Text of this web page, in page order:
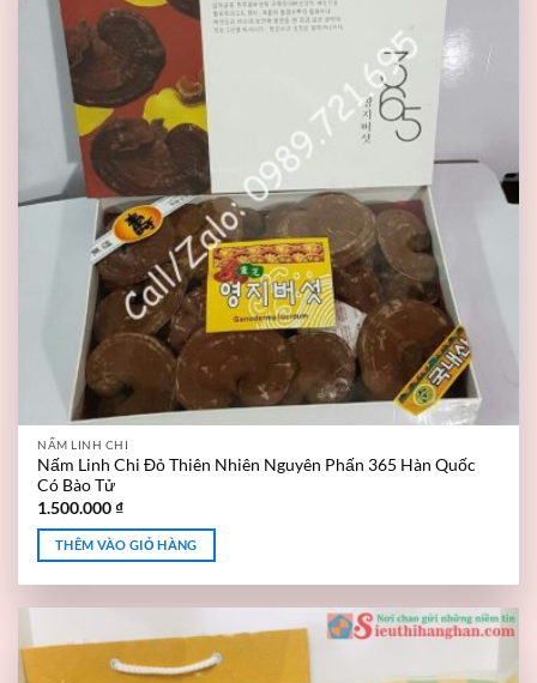
NẤM LINH CHI
Nấm Linh Chi Đỏ Thiên Nhiên Nguyên Phấn 365 Hàn Quốc
Có Bào Tử
1.500.000₫
THÊM VÀO GIỎ HÀNG